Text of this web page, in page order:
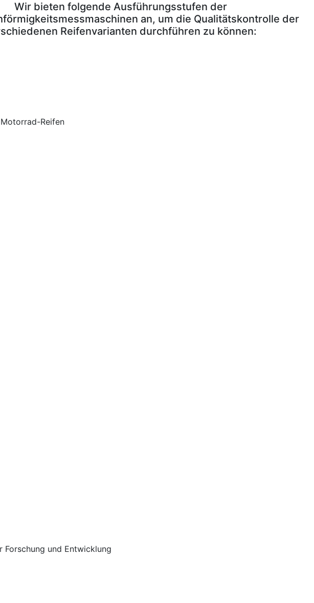
Wir bieten folgende Ausführungsstufen der
an, um die Qualitätskontrolle der
Reifenvarianten durchführen zu können:
Reifen
Forschung und Entwicklung